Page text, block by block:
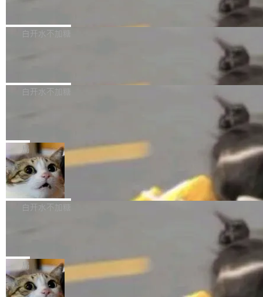
自研的多个文生3D和...
整性保护。效果是：吞吐量提升 41%，每 token
让语音识别不再只是听清，而是真正听懂。通过
w 不要求标准普通话，方言识别覆盖粤语、吴语
新和少量网页兼容性修复版本。 Changes/fixe
容提供的字体时出现的几个问题 为避免音频加
质的最低采样率）的音频格式将被拒绝 修复了 C
SS 圆角虚线样式中可能存在的问题 如果表单中
的图像元素不在同一个子树中，则它们将不再关
联 加...
白开水不加糖
发布的 Release Notes，他利用 AI 工具（如 Co
最强的若干项。对于尚未正式发版的 PG 19，则
通过拉取过去一年内（从 PG 18 Beta1 时间点
至今）的所有 commit，同样交由 AI 分析提炼。
经过人工复核，准确度令人满意。这一方法也为
社区爱好者提供了高效跟踪新版本的思路。
白开水不加糖
维护工作一直与我的日常工作、家务、社交生活
和休闲娱乐竞争时间。" 这是 libexpat 维护者 S
ebastian Pipping 写在博客里的话。8 月 4 日，
他宣布了一个新消息：从 2026 年 8 月 1 日起，
他可以全职维护 libexpat 了，最长 6 个月。发
库之一。你的操作系统、浏览器、无数的基础设
施软件，很可能都在用它。而过去十年，维护它
的人一直在用业余...
局
Firefox 153.0.3 发布
Firefox 153.0.3 现已发布，具体更新内容如
下： New Smart Window 包含多项增强功能：
gi?id=2019042">Bug&nbsp;2019042</a>）</l
i> <li>现在，助手可以直接使用 Exa 的网络搜索
结果回答问题，而无需将问题转交给搜索引擎。
白开水不加糖
的 npm 包。项目的核心论点是：容器不适合 Ag
ent 计算。真正适合的，是 Isolate。 Cloudflare
工程师在这件事上没什么可谦虚的——他们用 W
局
OpenAI 公开邮件和聊天记录回应苹果